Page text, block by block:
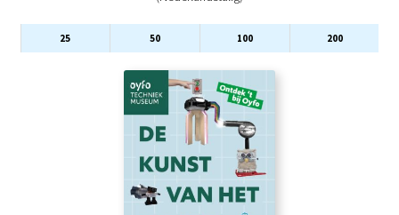
25 50 100 200